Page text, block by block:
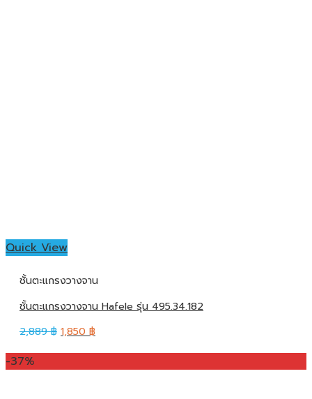
Quick View
ชั้นตะแกรงวางจาน
ชั้นตะแกรงวางจาน Hafele รุ่น 495.34.182
2,889฿ 1,850 ฿
-37%